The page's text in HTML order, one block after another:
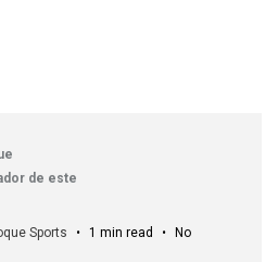
de este
Sports 1 min read
No